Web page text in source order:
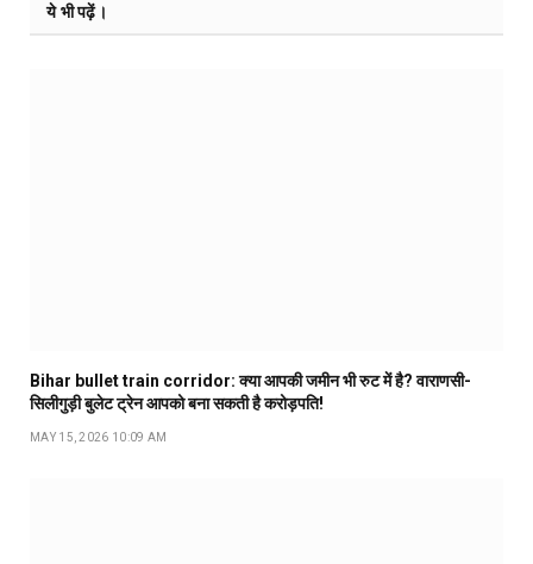
ये भी पढ़ें।
Bihar bullet train corridor: क्या आपकी जमीन भी रुट में है? वाराणसी-
सिलीगुड़ी बुलेट ट्रेन आपको बना सकती है करोड़पति!
MAY 15, 2026 10:09 AM